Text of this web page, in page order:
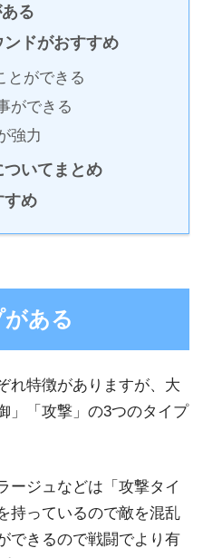
る
ドがおすすめ
とができる
ができる
強力
いてまとめ
すめ
ある
れ特徴がありますが、大
」「攻撃」の3つのタイプ
ージュなどは「攻撃タイ
持っているので敵を混乱
できるので戦闘でより有